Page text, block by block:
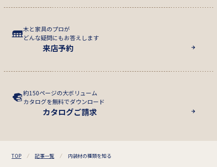
木と家具のプロが
どんな疑問にもお答えします
来店予約
約150ページの大ボリューム
カタログを無料でダウンロード
カタログご請求
TOP 記事一覧 内装材の種類を知る